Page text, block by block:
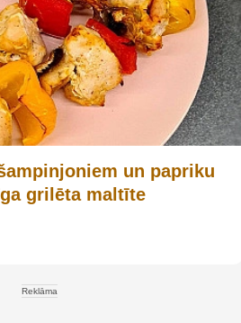
un papriku
grilēta maltīte
Reklāma